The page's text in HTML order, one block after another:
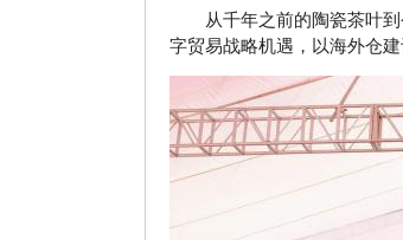
从千年之前的陶瓷茶叶到
字贸易战略机遇，以海外仓